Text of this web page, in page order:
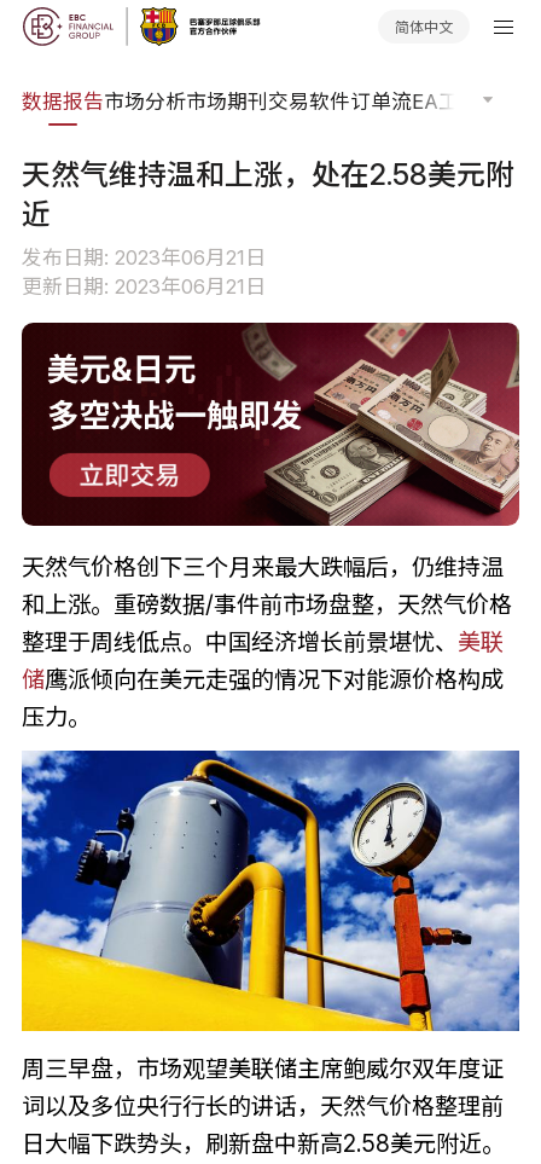
简体中文
数据报告市场分析市场期刊交易软件订单流EA工具库
天然气维持温和上涨，处在2.58美元附
近
发布日期: 2023年06月21日
更新日期: 2023年06月21日
天然气价格创下三个月来最大跌幅后，仍维持温
和上涨。重磅数据/事件前市场盘整，天然气价格
整理于周线低点。中国经济增长前景堪忧、 美联
储鹰派倾向在美元走强的情况下对能源价格构成
压力。
周三早盘，市场观望美联储主席鲍威尔双年度证
词以及多位央行行长的讲话，天然气价格整理前
日大幅下跌势头，刷新盘中新高2.58美元附近。